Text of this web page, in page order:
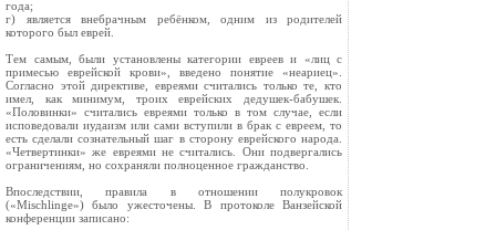
года;
г) является внебрачным ребёнком, одним из родителей
которого был еврей.
Тем самым, были установлены категории евреев и «лиц с
примесью еврейской крови», введено понятие «неариец».
Согласно этой директиве, евреями считались только те, кто
имел, как минимум, троих еврейских дедушек-бабушек.
«Половинки» считались евреями только в том случае, если
исповедовали иудаизм или сами вступили в брак с евреем, то
есть сделали сознательный шаг в сторону еврейского народа.
«Четвертинки» же евреями не считались. Они подвергались
ограничениям, но сохраняли полноценное гражданство.
Впоследствии, правила в отношении полукровок
(«Mischlinge») было ужесточены. В протоколе Ванзейской
конференции записано: